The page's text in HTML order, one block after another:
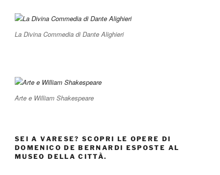
La Divina Commedia di Dante Alighieri
Arte e William Shakespeare
SEI A VARESE? SCOPRI LE OPERE DI
DOMENICO DE BERNARDI ESPOSTE AL
MUSEO DELLA CITTÀ.